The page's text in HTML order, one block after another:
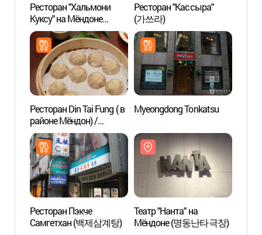
Ресторан "Хальмони
Куксу" на Мёндоне
(명동할머니국수(본점))
Ресторан "Кассыра"
(가쓰라)
Ресторан Din Tai Fung ( в
районе Мёндон) /
(딘타이펑코리아
(명동중앙점))
Myeongdong Tonkatsu
Ресторан Пэкче
Самгетхан (백제삼계탕)
Театр "Нанта" на
Мёндоне (명동난타극장)